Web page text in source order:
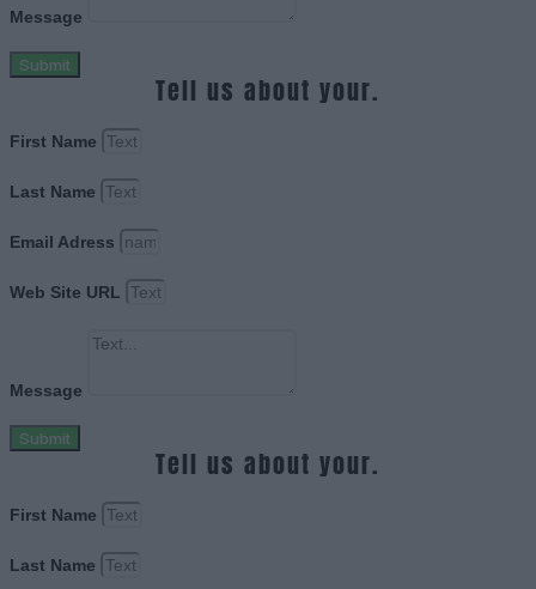
Message
Submit
Tell us about your.
First Name
Last Name
Email Adress
Web Site URL
Message
Submit
Tell us about your.
First Name
Last Name